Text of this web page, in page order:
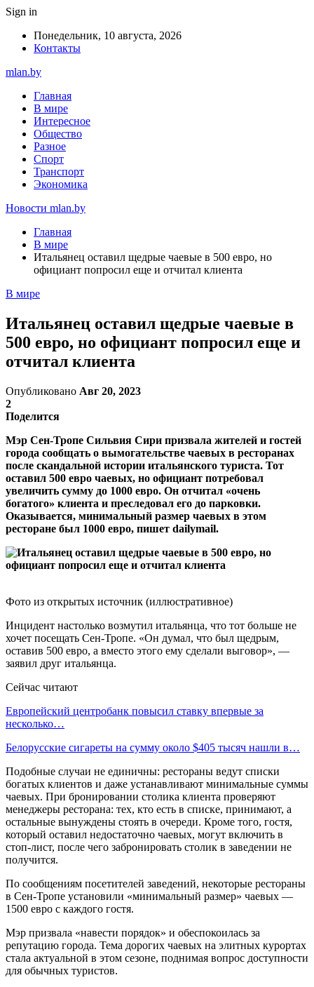
Sign in
Понедельник, 10 августа, 2026
Контакты
mlan.by
Главная
В мире
Интересное
Общество
Разное
Спорт
Транспорт
Экономика
Новости mlan.by
Главная
В мире
Итальянец оставил щедрые чаевые в 500 евро, но
официант попросил еще и отчитал клиента
В мире
Итальянец оставил щедрые чаевые в
500 евро, но официант попросил еще и
отчитал клиента
Опубликовано Авг 20, 2023
2
Поделится
Мэр Сен-Тропе Сильвия Сири призвала жителей и гостей
города сообщать о вымогательстве чаевых в ресторанах
после скандальной истории итальянского туриста. Тот
оставил 500 евро чаевых, но официант потребовал
увеличить сумму до 1000 евро. Он отчитал «очень
богатого» клиента и преследовал его до парковки.
Оказывается, минимальный размер чаевых в этом
ресторане был 1000 евро, пишет dailymail.
Фото из открытых источник (иллюстративное)
Инцидент настолько возмутил итальянца, что тот больше не
хочет посещать Сен-Тропе. «Он думал, что был щедрым,
оставив 500 евро, а вместо этого ему сделали выговор», —
заявил друг итальянца.
Сейчас читают
Европейский центробанк повысил ставку впервые за
несколько…
Белорусские сигареты на сумму около $405 тысяч нашли в…
Подобные случаи не единичны: рестораны ведут списки
богатых клиентов и даже устанавливают минимальные суммы
чаевых. При бронировании столика клиента проверяют
менеджеры ресторана: тех, кто есть в списке, принимают, а
остальные вынуждены стоять в очереди. Кроме того, гостя,
который оставил недостаточно чаевых, могут включить в
стоп-лист, после чего забронировать столик в заведении не
получится.
По сообщениям посетителей заведений, некоторые рестораны
в Сен-Тропе установили «минимальный размер» чаевых —
1500 евро с каждого гостя.
Мэр призвала «навести порядок» и обеспокоилась за
репутацию города. Тема дорогих чаевых на элитных курортах
стала актуальной в этом сезоне, поднимая вопрос доступности
для обычных туристов.